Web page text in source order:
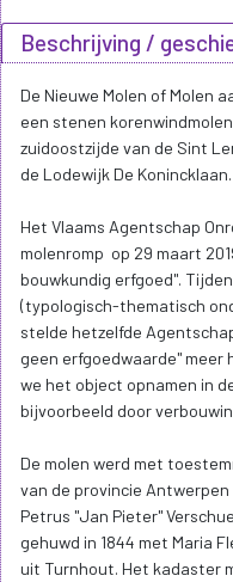
Beschrijving /
De Nieuwe Molen of Molen
een stenen
zuidoostzijde van de Sint
de Lodewijk De Konincklaan.
Het Vlaams Agentschap
molenromp op 29 maart
bouwkundig erfgoed".
(typologisch-thematisch
stelde hetzelfde
geen erfgoedwaarde" meer
we het object opnamen in
bijvoorbeeld door
De molen werd met
van de provincie
Petrus "Jan Pieter"
gehuwd in 1844 met Maria
uit Turnhout. Het kadaster